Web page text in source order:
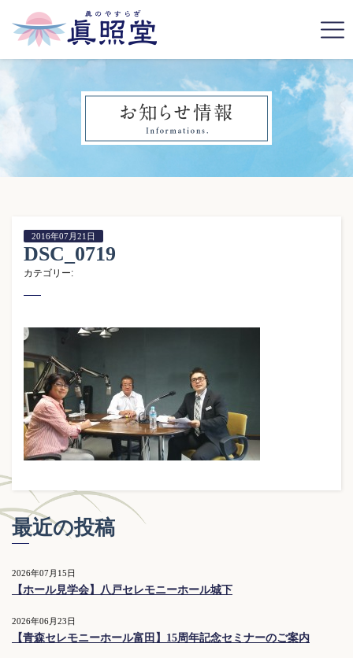
2016年07月21日
DSC_0719
カテゴリー:
最近の投稿
2026年07月15日
【ホール見学会】八戸セレモニーホール城下
2026年06月23日
【青森セレモニーホール富田】15周年記念セミナーのご案内